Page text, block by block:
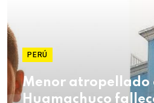
PERÚ
Menor atropellado
Huamachuco